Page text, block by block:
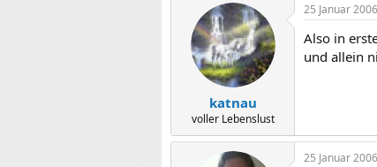
katnau
voller Lebenslust
25 Januar 2006
Also in
und allein
25 Januar 2006